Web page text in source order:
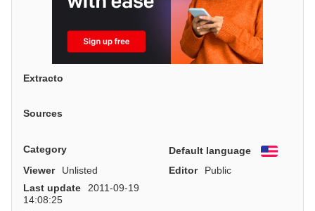
Extracto
Sources
Category Default language
English
Viewer
Unlisted Editor
Public
Last update
2011-09-19
14:08:25